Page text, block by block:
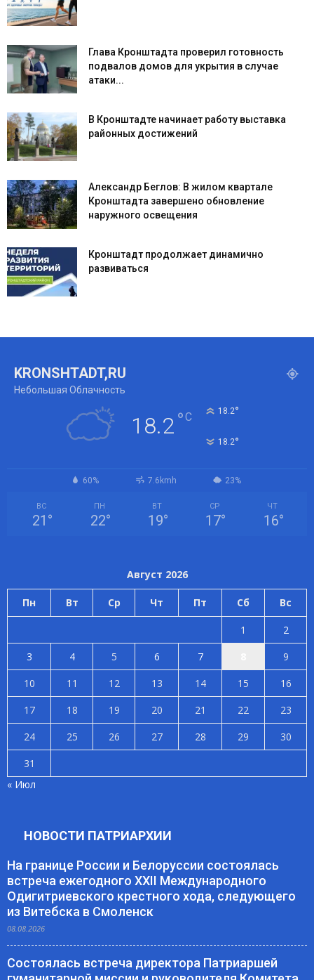
Глава Кронштадта проверил готовность
подвалов домов для укрытия в случае
атаки...
В Кронштадте начинает работу выставка
районных достижений
Александр Беглов: В жилом квартале
Кронштадта завершено обновление
наружного освещения
Кронштадт продолжает динамично
развиваться
KRONSHTADT,RU
Небольшая Облачность
18.2°C 18.2°
18.2°
60% 7.6kmh 23%
ВС
21 °
ПН
22°
ВТ
19°
СР
17°
ЧТ
16°
Август 2026
Пн Вт Ср Чт Пт Сб Вс
1
2
3
4 5 6 7
9
10
11 12 13 14 15
16
17
18 19 20 21 22
23
24
25 26 27 28 29
30
31
« Июл
НОВОСТИ ПАТРИАРХИИ
На границе России и Белоруссии состоялась
встреча ежегодного XXII Международного
Одигитриевского крестного хода, следующего
из Витебска в Смоленск
08.08.2026
Состоялась встреча директора Патриаршей